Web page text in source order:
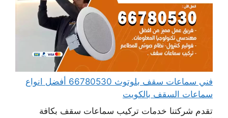
فني سماعات سقف بلوتوث 66780530 أفضل انواع
سماعات السقف بالكويت
تقدم شركتنا خدمات تركيب سماعات سقف بكافة